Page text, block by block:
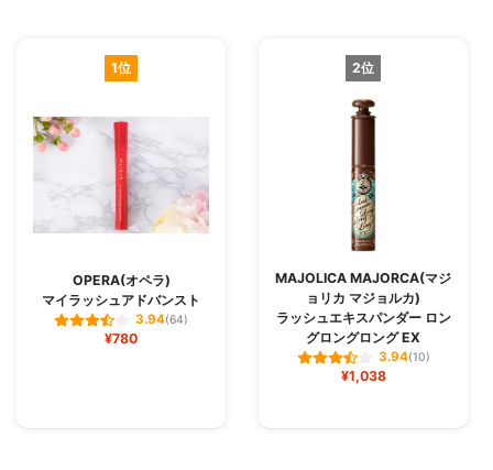
1位
OPERA(オペラ)
マイラッシュアドバンスト
3.94(64)
¥780
2位
MAJOLICA MAJORCA(マジ
ョリカ マジョルカ)
ラッシュエキスパンダー ロン
グロングロング EX
3.94(10)
¥1,038